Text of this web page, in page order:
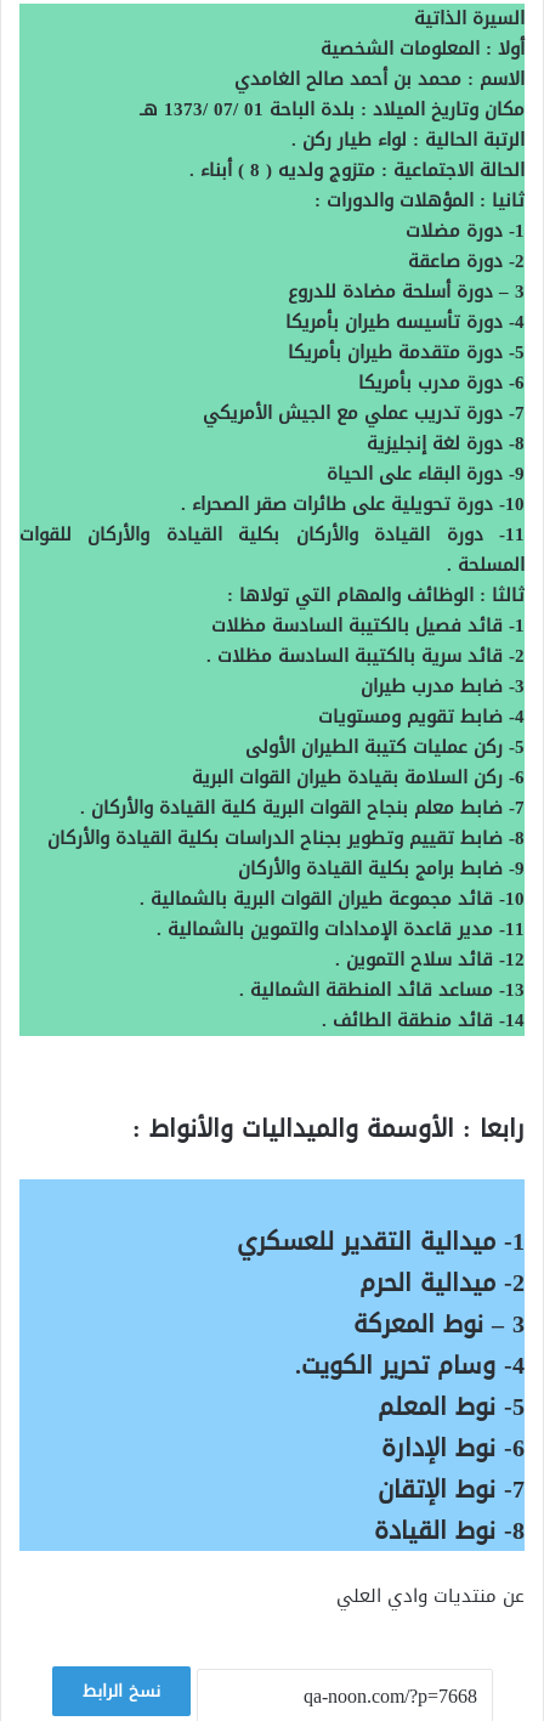
السيرة الذاتية
أولا : المعلومات الشخصية
الاسم : محمد بن أحمد صالح الغامدي
مكان وتاريخ الميلاد : بلدة الباحة 01 /07 /1373 هـ
الرتبة الحالية : لواء طيار ركن .
الحالة الاجتماعية : متزوج ولديه ( 8 ) أبناء .
ثانيا : المؤهلات والدورات :
1- دورة مضلات
2- دورة صاعقة
3 – دورة أسلحة مضادة للدروع
4- دورة تأسيسه طيران بأمريكا
5- دورة متقدمة طيران بأمريكا
6- دورة مدرب بأمريكا
7- دورة تدريب عملي مع الجيش الأمريكي
8- دورة لغة إنجليزية
9- دورة البقاء على الحياة
10- دورة تحويلية على طائرات صقر الصحراء .
11- دورة القيادة والأركان بكلية القيادة والأركان للقوات
المسلحة .
ثالثا : الوظائف والمهام التي تولاها :
1- قائد فصيل بالكتيبة السادسة مظلات
2- قائد سرية بالكتيبة السادسة مظلات .
3- ضابط مدرب طيران
4- ضابط تقويم ومستويات
5- ركن عمليات كتيبة الطيران الأولى
6- ركن السلامة بقيادة طيران القوات البرية
7- ضابط معلم بنجاح القوات البرية كلية القيادة والأركان .
8- ضابط تقييم وتطوير بجناح الدراسات بكلية القيادة والأركان
9- ضابط برامج بكلية القيادة والأركان
10- قائد مجموعة طيران القوات البرية بالشمالية .
11- مدير قاعدة الإمدادات والتموين بالشمالية .
12- قائد سلاح التموين .
13- مساعد قائد المنطقة الشمالية .
14- قائد منطقة الطائف .
رابعا : الأوسمة والميداليات والأنواط :
1- ميدالية التقدير للعسكري
2- ميدالية الحرم
3 – نوط المعركة
4- وسام تحرير الكويت.
5- نوط المعلم
6- نوط الإدارة
7- نوط الإتقان
8- نوط القيادة
عن منتديات وادي العلي
نسخ الرابط